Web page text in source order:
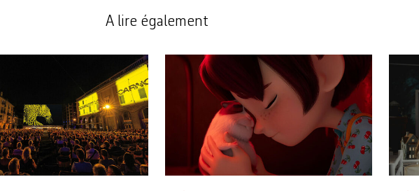
A lire également